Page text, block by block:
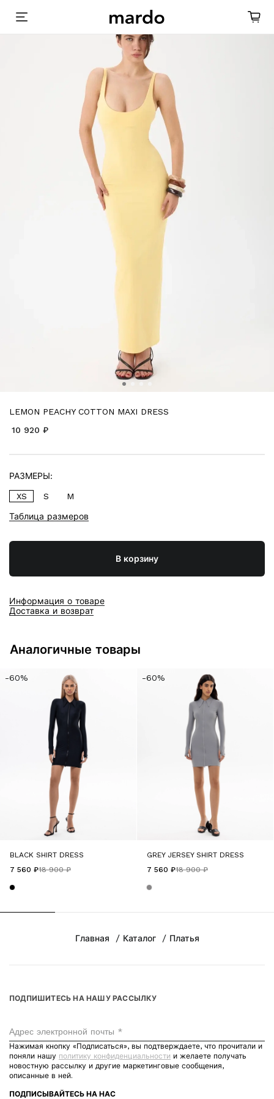
LEMON PEACHY COTTON MAXI DRESS
10 920 ₽
В корзину
Информация о товаре
Доставка и возврат
РАЗМЕРЫ:
XS S M
Таблица размеров
Аналогичные товары
-60%
BLACK SHIRT DRESS
18 900 ₽
7 560 ₽
-60%
GREY JERSEY SHIRT DRESS
18 900 ₽
7 560 ₽
Главная Каталог Платья
ПОДПИШИТЕСЬ НА НАШУ РАССЫЛКУ
Адрес электронной почты *
Нажимая кнопку «Подписаться», вы подтверждаете, что прочитали и
поняли нашу политику конфиденциальности и желаете получать
новостную рассылку и другие маркетинговые сообщения,
описанные в ней.
ПОДПИСЫВАЙТЕСЬ НА НАС